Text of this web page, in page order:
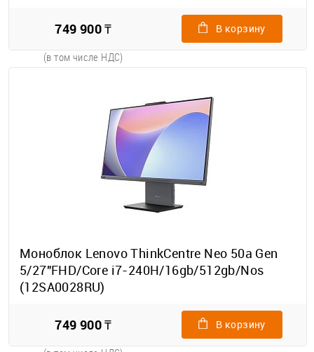
749 900 ₸
(в том числе НДС)
В корзину
Моноблок Lenovo ThinkCentre Neo 50a Gen
5/27"FHD/Core i7-240H/16gb/512gb/Nos
(12SA0028RU)
749 900 ₸ В корзину